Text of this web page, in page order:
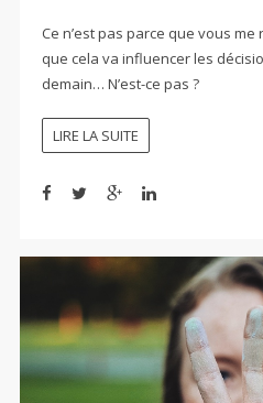
Ce n’est pas parce que vous
que cela va influencer les
demain… N’est-ce pas ?
LIRE LA SUITE